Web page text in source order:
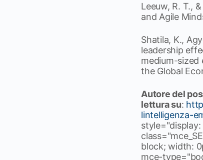
Leeuw, R. T.,
and Agile
Shatila, K.,
leadership
medium-sized
the Global
Autore del
lettura su:
lintelligenza-
block; width:
mce-